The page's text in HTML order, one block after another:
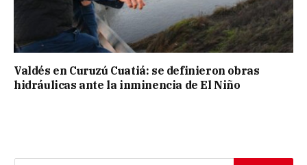
Valdés en Curuzú Cuatiá: se definieron obras
hidráulicas ante la inminencia de El Niño